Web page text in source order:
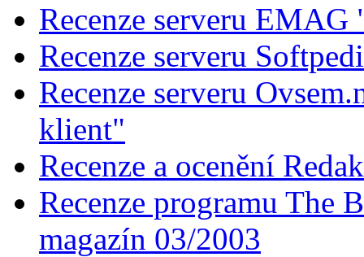
Recenze serveru
Recenze serveru
Recenze serveru
klient"
Recenze a ocenění
Recenze programu The
magazín 03/2003